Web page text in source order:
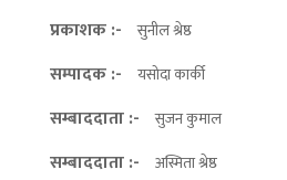
प्रकाशक :- सुनील श्रेष्ठ
सम्पादक :- यसोदा कार्की
सम्बाददाता :- सुजन कुमाल
सम्बाददाता :- अस्मिता श्रेष्ठ